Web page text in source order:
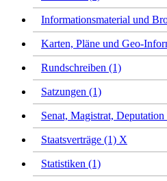
Informationsmaterial und
Karten, Pläne und Geo-
Rundschreiben (1)
Satzungen (1)
Senat, Magistrat,
Staatsverträge (1) X
Statistiken (1)